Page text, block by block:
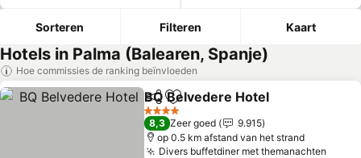
Sorteren Filteren Kaart
Hotels in Palma (Balearen, Spanje)
Hoe commissies de ranking beïnvloeden
DelenToevoegen aan favorieten
BQ Belvedere Hotel
4 Sterren
8,3 Zeer goed
9.915
op 0.5 km afstand van het strand
Divers buffetdiner met themanachten